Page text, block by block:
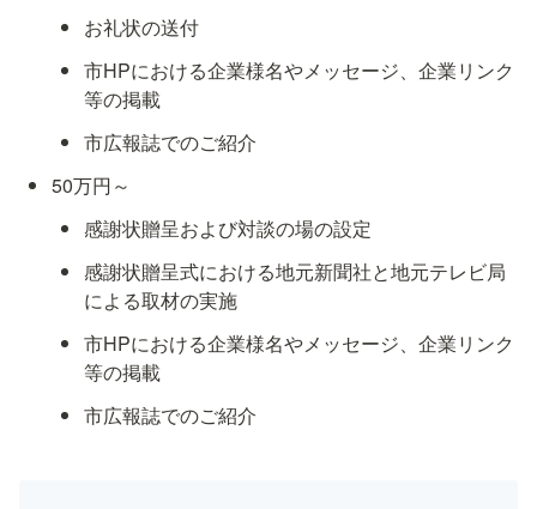
お礼状の送付
市HPにおける企業様名やメッセージ、企業リンク
等の掲載
市広報誌でのご紹介
50万円～
感謝状贈呈および対談の場の設定
感謝状贈呈式における地元新聞社と地元テレビ局
による取材の実施
市HPにおける企業様名やメッセージ、企業リンク
等の掲載
市広報誌でのご紹介